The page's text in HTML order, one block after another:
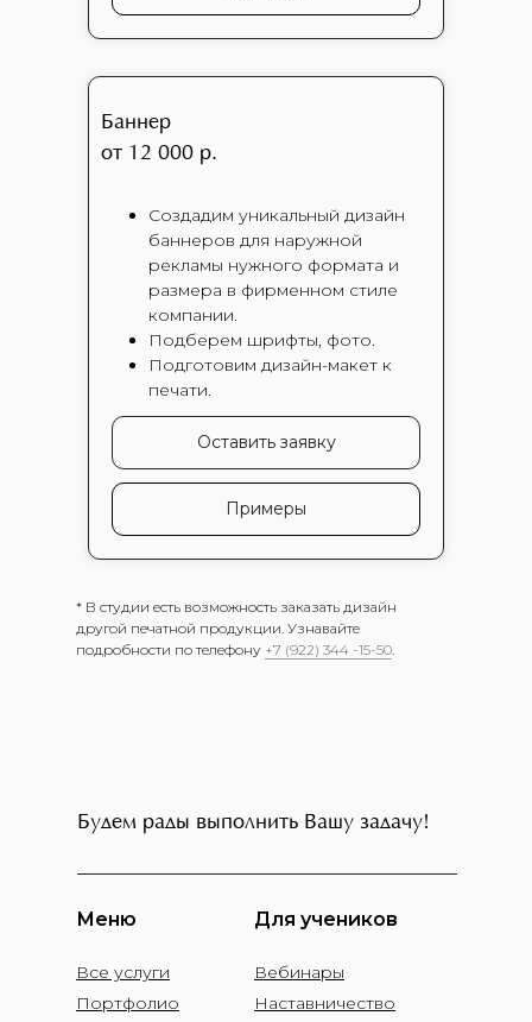
Баннер
Создадим уникальный дизайн
баннеров для наружной
рекламы нужного формата и
размера в фирменном стиле
компании.
Подберем шрифты, фото.
Подготовим дизайн-макет к
печати.
Оставить заявку
* В студии есть возможность заказать дизайн
другой печатной продукции. Узнавайте
подробности по телефону +7 (922) 344 -15-50.
Примеры
от 12 000 р.
Будем рады выполнить Вашу задачу!
Для учеников
Вебинары
Наставничество
Меню
Все услуги
Портфолио